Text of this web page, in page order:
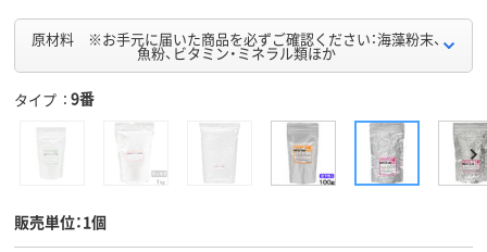
原材料 ※お手元に届いた商品を必ずご確認ください：海藻粉末、
魚粉、ビタミン・ミネラル類ほか
タイプ 9番
販売単位：1個